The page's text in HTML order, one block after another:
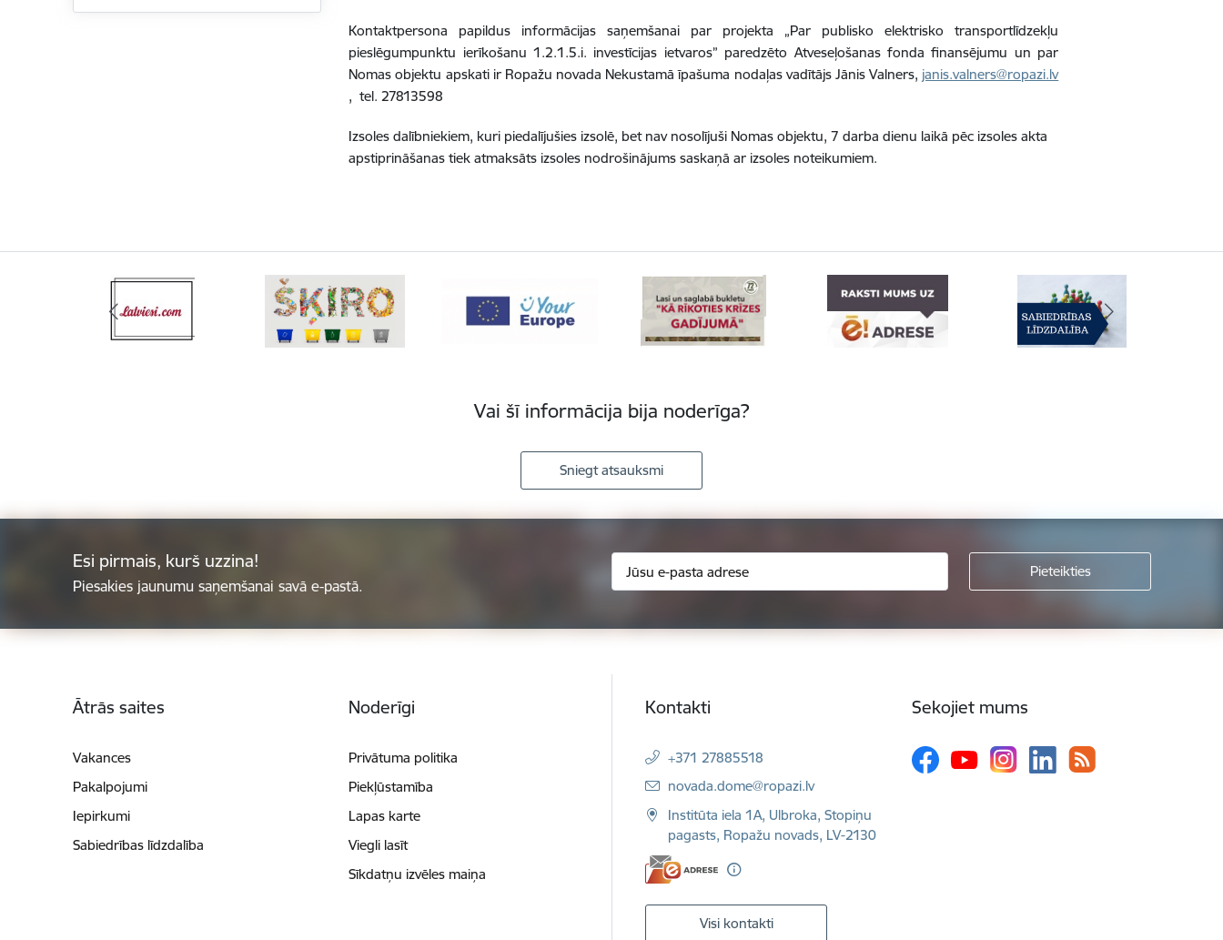
Kontaktpersona papildus informācijas saņemšanai par projekta „Par publisko elektrisko transportlīdzekļu
pieslēgumpunktu ierīkošanu 1.2.1.5.i. investīcijas ietvaros” paredzēto Atveseļošanas fonda finansējumu un par
Nomas objektu apskati ir Ropažu novada Nekustamā īpašuma nodaļas vadītājs Jānis Valners, janis.valners@ropazi.lv
, tel. 27813598
Izsoles dalībniekiem, kuri piedalījušies izsolē, bet nav nosolījuši Nomas objektu, 7 darba dienu laikā pēc izsoles akta
apstiprināšanas tiek atmaksāts izsoles nodrošinājums saskaņā ar izsoles noteikumiem.
Vai šī informācija bija noderīga?
Sniegt atsauksmi
Esi pirmais, kurš uzzina!
Piesakies jaunumu saņemšanai savā e-pastā.
Ātrās saites
Vakances
Pakalpojumi
Iepirkumi
Sabiedrības līdzdalība
Noderīgi
Privātuma politika
Piekļūstamība
Lapas karte
Viegli lasīt
Sīkdatņu izvēles maiņa
Kontakti
+371 27885518
E-pasts:
novada.dome@ropazi.lv
Institūta iela 1A, Ulbroka, Stopiņu
pagasts, Ropažu novads, LV-2130
Visi kontakti
Sekojiet mums